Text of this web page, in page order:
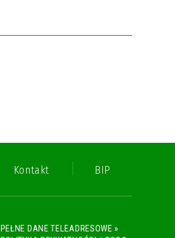
Kontakt BIP
PEŁNE DANE TELEADRESOWE »